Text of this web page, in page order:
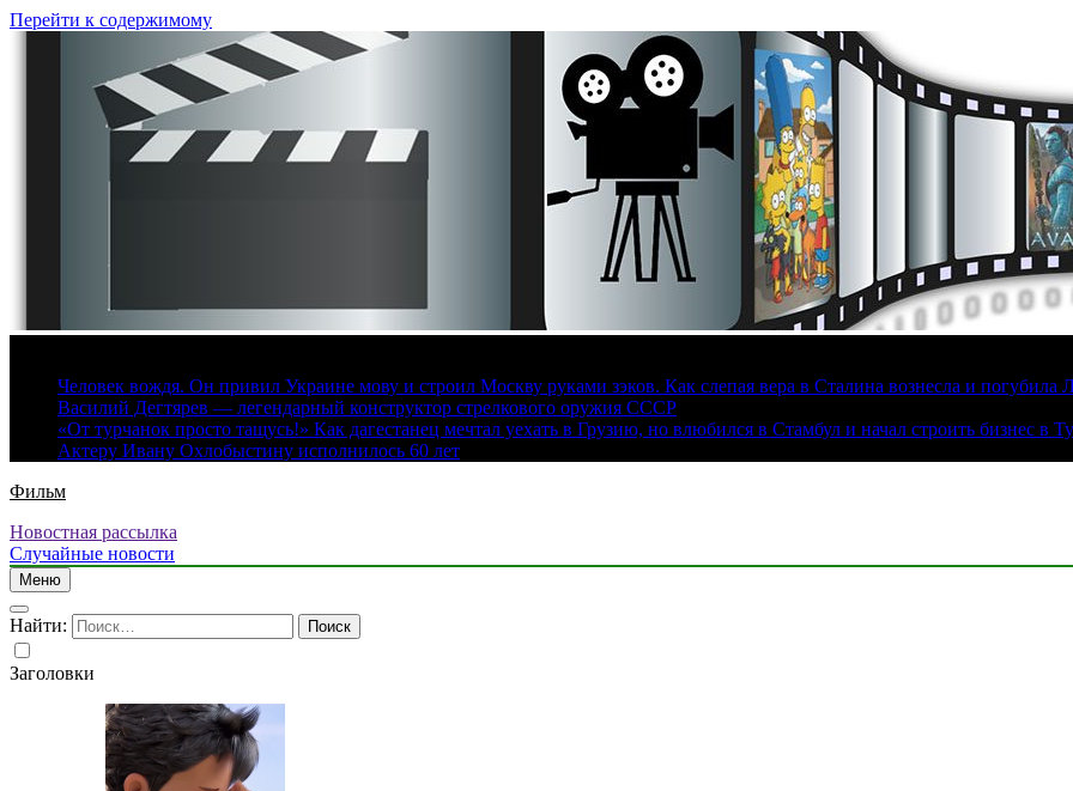
Перейти к содержимому
Человек вождя. Он привил Украине мову и строил Москву руками зэков. Как слепая вера в Сталина вознесла и погубила
Василий Дегтярев — легендарный конструктор стрелкового оружия СССР
«От турчанок просто тащусь!» Как дагестанец мечтал уехать в Грузию, но влюбился в Стамбул и начал строить бизнес в
Актеру Ивану Охлобыстину исполнилось 60 лет
Фильм
Новостная рассылка
Случайные новости
Меню
Найти:
Заголовки